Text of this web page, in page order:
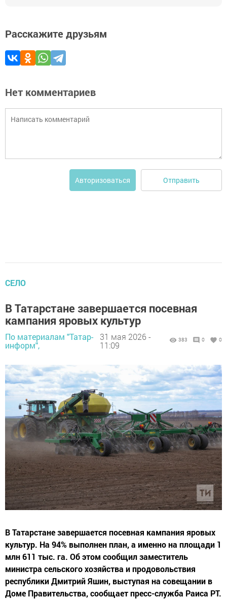
Расскажите друзьям
Нет комментариев
Авторизоваться Отправить
СЕЛО
В Татарстане завершается посевная
кампания яровых культур
По материалам "Татар-
информ",
31 мая 2026 -
11:09
383 0 0
В Татарстане завершается посевная кампания яровых
культур. На 94% выполнен план, а именно на площади 1
млн 611 тыс. га. Об этом сообщил заместитель
министра сельского хозяйства и продовольствия
республики Дмитрий Яшин, выступая на совещании в
Доме Правительства, сообщает пресс-служба Раиса РТ.